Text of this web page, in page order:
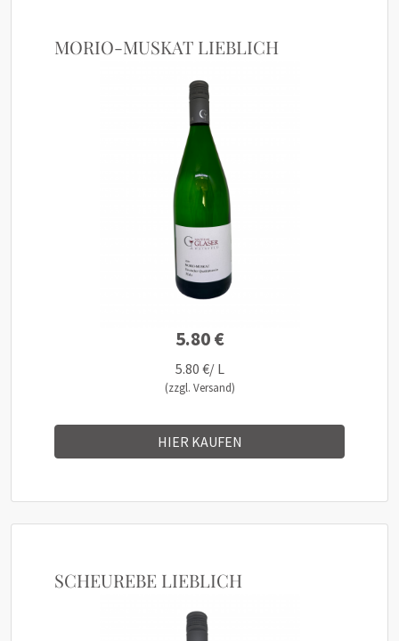
MORIO-MUSKAT LIEBLICH
5.80 €
5.80 €/ L
(zzgl. Versand)
HIER KAUFEN
SCHEUREBE LIEBLICH